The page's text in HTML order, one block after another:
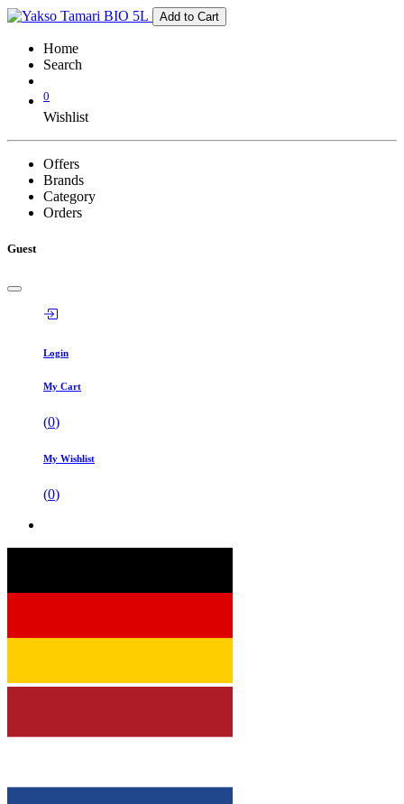
Add to Cart
Home
Search
0
Wishlist
Offers
Brands
Category
Orders
Guest
Login
My Cart
(0)
My Wishlist
(0)